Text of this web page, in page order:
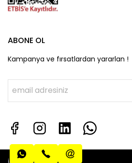
ABONE OL
Kampanya ve fırsatlardan yararlan !
info@algatecguv.com